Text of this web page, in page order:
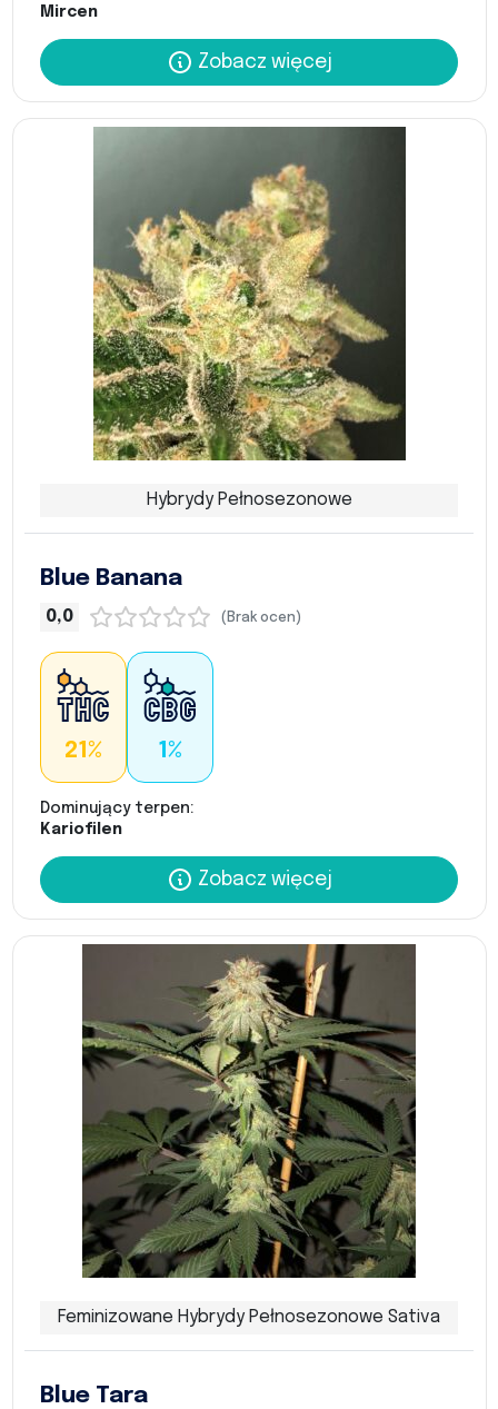
Mircen
Zobacz więcej
Hybrydy Pełnosezonowe
Blue Banana
0,0 (Brak ocen)
21% 1%
Dominujący terpen:
Kariofilen
Zobacz więcej
Feminizowane Hybrydy Pełnosezonowe Sativa
Blue Tara